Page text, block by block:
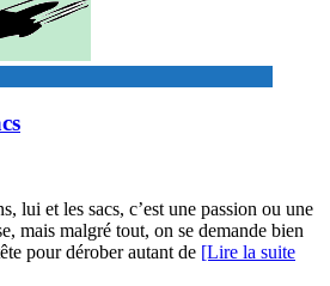
lui et les sacs, c’est une passion ou une
mais malgré tout, on se demande bien
pour dérober autant de [Lire la suite